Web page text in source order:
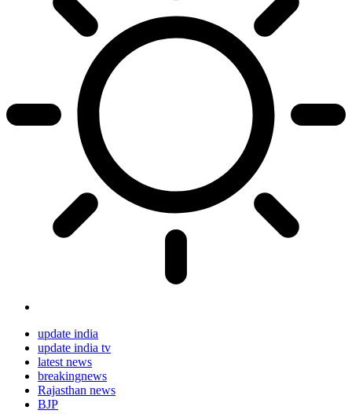
update india
update india tv
latest news
breakingnews
Rajasthan news
BJP